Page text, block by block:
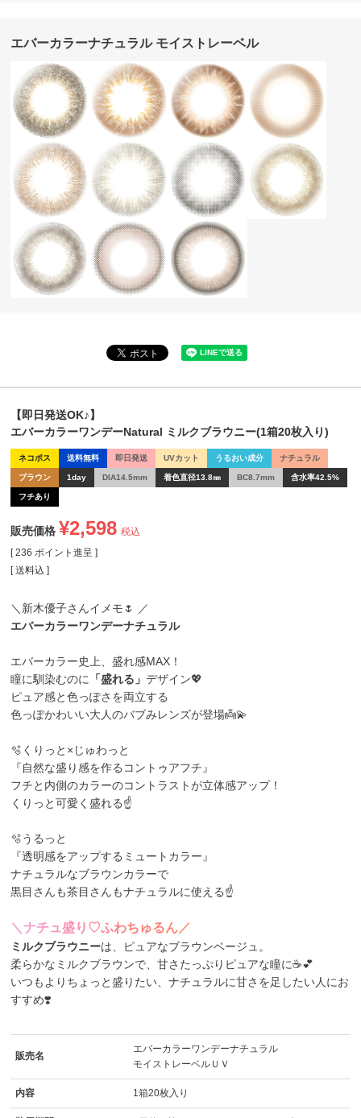
エバーカラーナチュラル モイストレーベル
【即日発送OK♪】
エバーカラーワンデーNatural ミルクブラウニー(1箱20枚入り)
ネコポス 送料無料 即日発送 UVカット うるおい成分 ナチュラル
ブラウン 1day DIA14.5mm 着色直径13.8㎜ BC8.7mm 含水率42.5%
フチあり
販売価格 ¥2,598 税込
[ 236 ポイント進呈 ]
送料込
＼新木優子さんイメモ🌷 ／
エバーカラーワンデーナチュラル
エバーカラー史上、盛れ感MAX！
瞳に馴染むのに
「盛れる」 デザイン💖
ピュア感と色っぽさを両立する
色っぽかわいい大人のバブみレンズが登場👼💫
🫧くりっと×じゅわっと
『自然な盛り感を作るコントゥアフチ』
フチと内側のカラーのコントラストが立体感アップ！
くりっと可愛く盛れる☝
🫧うるっと
『透明感をアップするミュートカラー』
ナチュラルなブラウンカラーで
黒目さんも茶目さんもナチュラルに使える☝
＼ ナチュ盛り ♡ふわちゅるん／
ミルクブラウニーは、ピュアなブラウンベージュ。
柔らかなミルクブラウンで、甘さたっぷりピュアな瞳に☕💕
いつもよりちょっと盛りたい、ナチュラルに甘さを足したい人にお
すすめ❣️
販売名
エバーカラーワンデーナチュラル
モイストレーベルＵＶ
内容 1箱20枚入り